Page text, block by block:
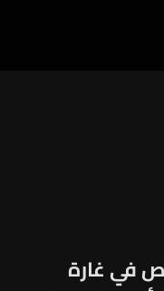
من 3 أشخاص في غارة